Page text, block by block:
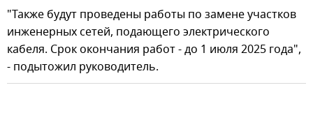
"Также будут проведены работы по замене участков
инженерных сетей, подающего электрического
кабеля. Срок окончания работ - до 1 июля 2025 года",
- подытожил руководитель.